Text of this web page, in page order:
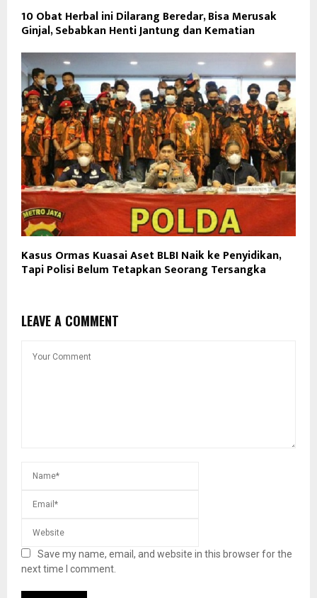
10 Obat Herbal ini Dilarang Beredar, Bisa Merusak
Ginjal, Sebabkan Henti Jantung dan Kematian
Kasus Ormas Kuasai Aset BLBI Naik ke Penyidikan,
Tapi Polisi Belum Tetapkan Seorang Tersangka
LEAVE A COMMENT
Save my name, email, and website in this browser for the
next time I comment.